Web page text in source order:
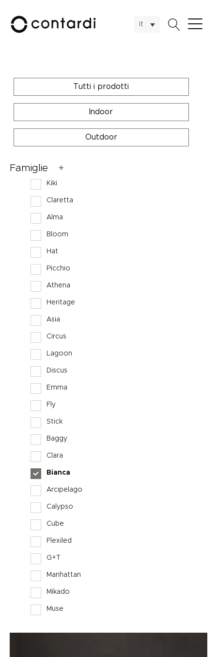
It
Tutti i prodotti
Indoor
Outdoor
Famiglie
Kiki
Claretta
Alma
Bloom
Hat
Picchio
Athena
Heritage
Asia
Circus
Lagoon
Discus
Emma
Fly
Stick
Baggy
Clara
Bianca
Arcipelago
Calypso
Cube
Flexiled
G+T
Manhattan
Mikado
Muse